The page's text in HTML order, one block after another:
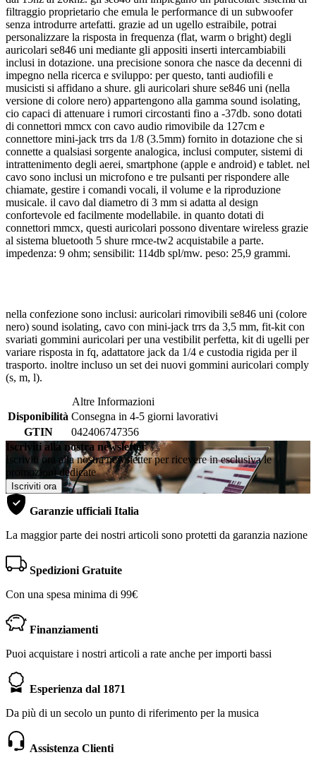
filtraggio proprietario che emula le performance di un subwoofer
senza introdurre artefatti. grazie ad un ugello estraibile, potrai
personalizzare la risposta in frequenza (flat, warm o bright) degli
auricolari se846 uni mediante gli appositi inserti intercambiabili
inclusi in dotazione. una precisione sonora che nasce da decenni di
impegno nella ricerca e sviluppo: per questo, tanti audiofili e
musicisti si affidano a shure. gli auricolari shure se846 uni (nella
versione di colore nero) appartengono alla gamma sound isolating,
cio capaci di attenuare i rumori circostanti fino a -37db. sono dotati
di connettori mmcx con cavo audio rimovibile da 127cm e
connettore mini-jack trrs da 1/8 (3.5mm) fornito in dotazione che si
connette a qualsiasi sorgente analogica, inclusi computer, sistemi di
intrattenimento degli aerei, smartphone (apple e android) e tablet. nel
cavo sono inclusi un microfono e tre pulsanti per rispondere alle
chiamate, gestire i comandi vocali, il volume e la riproduzione
musicale. il cavo dal diametro di 3 mm si adatta al design
confortevole ed facilmente modellabile. in quanto dotati di
connettori mmcx, questi auricolari possono diventare wireless grazie
al sistema bluetooth 5 shure rmce-tw2 acquistabile a parte.
impedenza: 9 ohm; sensibilit: 114db spl/mw. peso: 25,9 grammi.
nella confezione sono inclusi: auricolari rimovibili se846 uni (colore
nero) sound isolating, cavo con mini-jack trrs da 3,5 mm, fit-kit con
svariati gommini auricolari per una vestibilit perfetta, kit di ugelli per
variare risposta in fq, adattatore jack da 1/4 e custodia rigida per il
trasporto. inoltre incluso un set dei nuovi gommini auricolari comply
(s, m, l).
Altre Informazioni
Disponibilità Consegna in 4-5 giorni lavorativi
GTIN
042406747356
Iscriviti alla nostra newsletter
Iscriviti ora alla nostra newsletter per ricevere in esclusiva le
promozioni dedicate
Iscriviti ora
Garanzie ufficiali Italia
La maggior parte dei nostri articoli sono protetti da garanzia nazione
Spedizioni Gratuite
Con una spesa minima di 99€
Finanziamenti
Puoi acquistare i nostri articoli a rate anche per importi bassi
Esperienza dal 1871
Da più di un secolo un punto di riferimento per la musica
Assistenza Clienti